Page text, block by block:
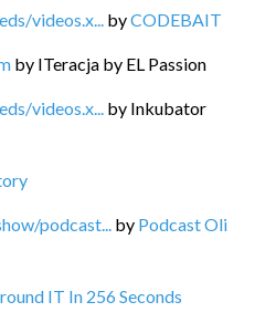
videos.x... byCODEBAIT
by ITeracja by EL Passion
videos.x... by Inkubator
podcast... by Podcast Oli
IT In 256 Seconds